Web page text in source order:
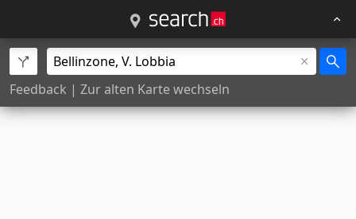
Feedback | Zur alten Karte wechseln